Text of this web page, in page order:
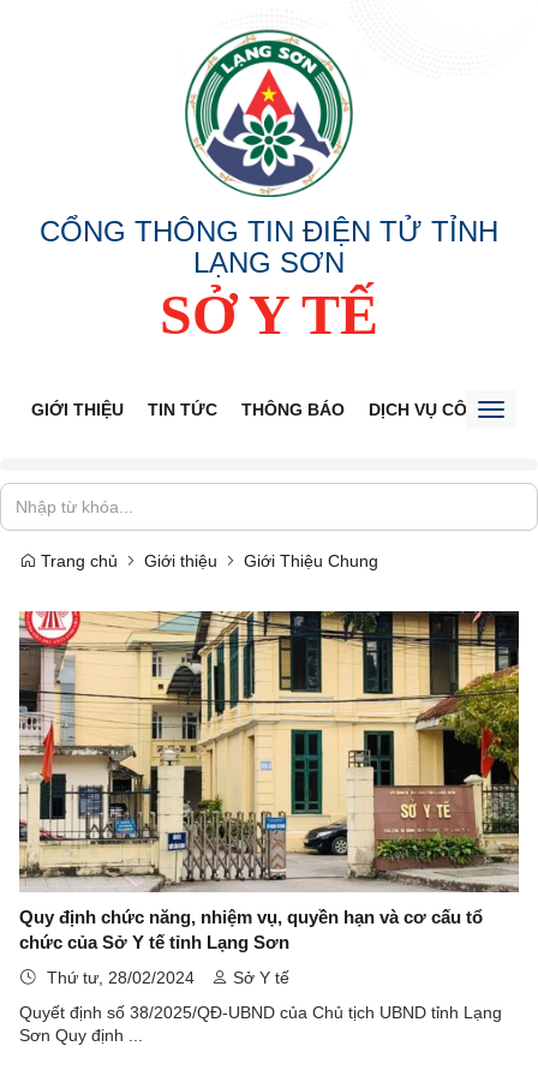
CỔNG THÔNG TIN ĐIỆN TỬ TỈNH
LẠNG SƠN
SỞ Y TẾ
GIỚI THIỆU TIN TỨC THÔNG BÁO DỊCH VỤ CÔNG
Trang chủ Giới thiệu Giới Thiệu Chung
Quy định chức năng, nhiệm vụ, quyền hạn và cơ cấu tổ
chức của Sở Y tế tỉnh Lạng Sơn
Thứ tư, 28/02/2024
Sở Y tế
Quyết định số 38/2025/QĐ-UBND của Chủ tịch UBND tỉnh Lạng
Sơn Quy định ...